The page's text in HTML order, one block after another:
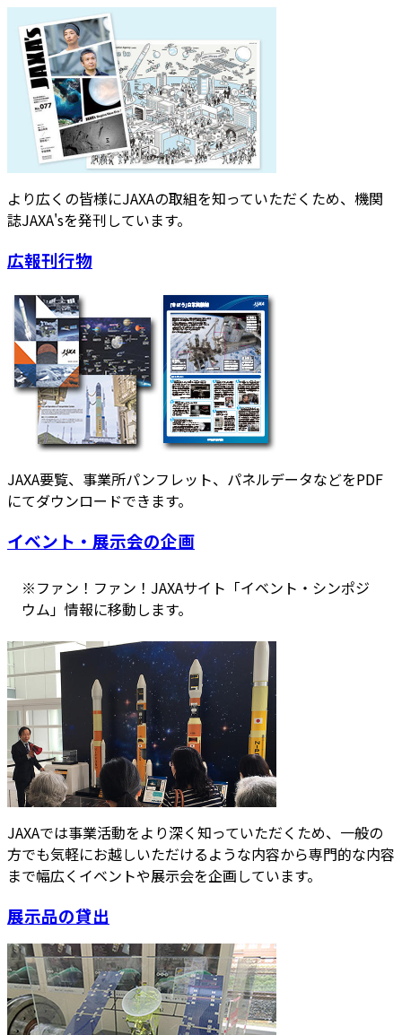
より広くの皆様にJAXAの取組を知っていただくため、機関
誌JAXA'sを発刊しています。
広報刊行物
JAXA要覧、事業所パンフレット、パネルデータなどをPDF
にてダウンロードできます。
イベント・展示会の企画
※ファン！ファン！JAXAサイト「イベント・シンポジ
ウム」情報に移動します。
JAXAでは事業活動をより深く知っていただくため、一般の
方でも気軽にお越しいただけるような内容から専門的な内容
まで幅広くイベントや展示会を企画しています。
展示品の貸出